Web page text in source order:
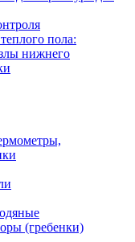
пола:
нижнего
(гребенки)